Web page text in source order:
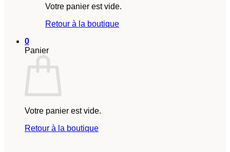
Votre panier est vide.
Retour à la boutique
0
Panier
Votre panier est vide.
Retour à la boutique